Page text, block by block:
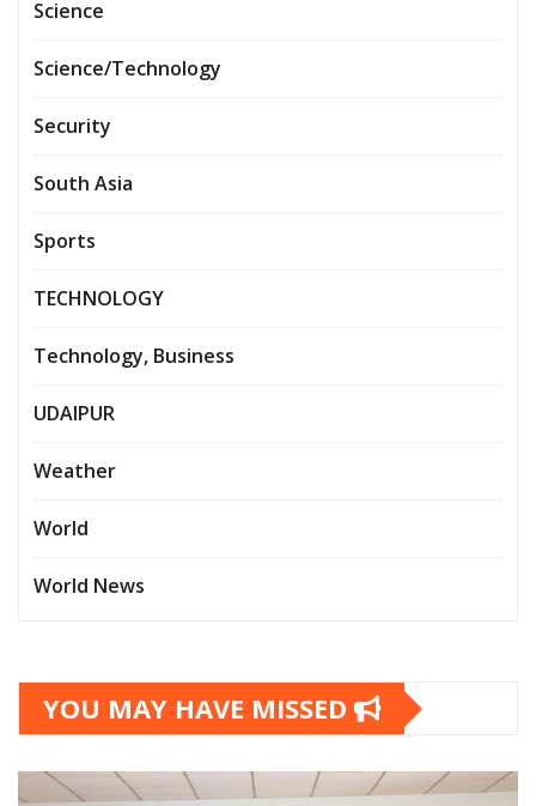
Science
Science/Technology
Security
South Asia
Sports
TECHNOLOGY
Technology, Business
UDAIPUR
Weather
World
World News
YOU MAY HAVE MISSED